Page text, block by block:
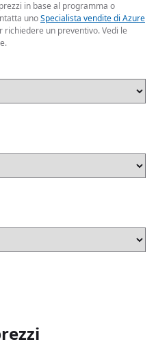
in base al programma o
unoSpecialista vendite di Azure
un preventivo. Vedi le